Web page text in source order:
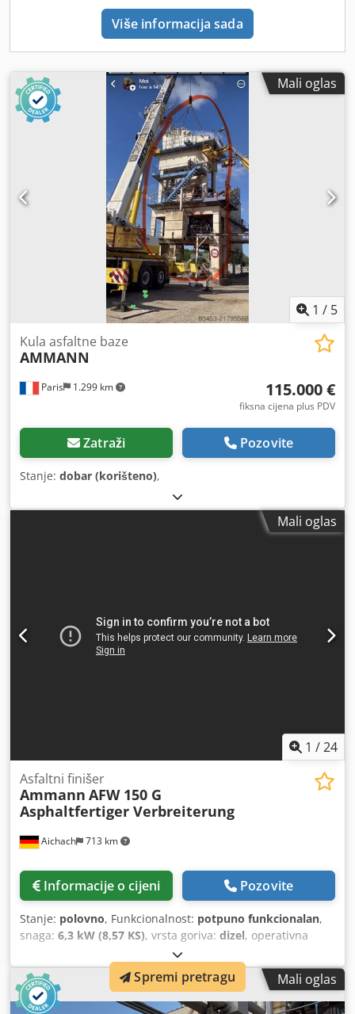
Više informacija sada
Mali oglas
1 / 5
Paris 1.299 km
Kula asfaltne baze
AMMANN
115.000 €
fiksna cijena plus PDV
Zatraži Pozovite
Stanje: dobar (korišteno),
Mali oglas
1 /24
Aichach 713 km
Asfaltni finišer
Ammann AFW 150 G
Asphaltfertiger Verbreiterung
Informacije o cijeni Pozovite
Stanje: polovno, Funkcionalnost: potpuno funkcionalan,
snaga: 6,3 kW (8,57 KS), vrsta goriva: dizel, operativna
, Godina izgradnje:
Mali oglas
Spremi pretragu